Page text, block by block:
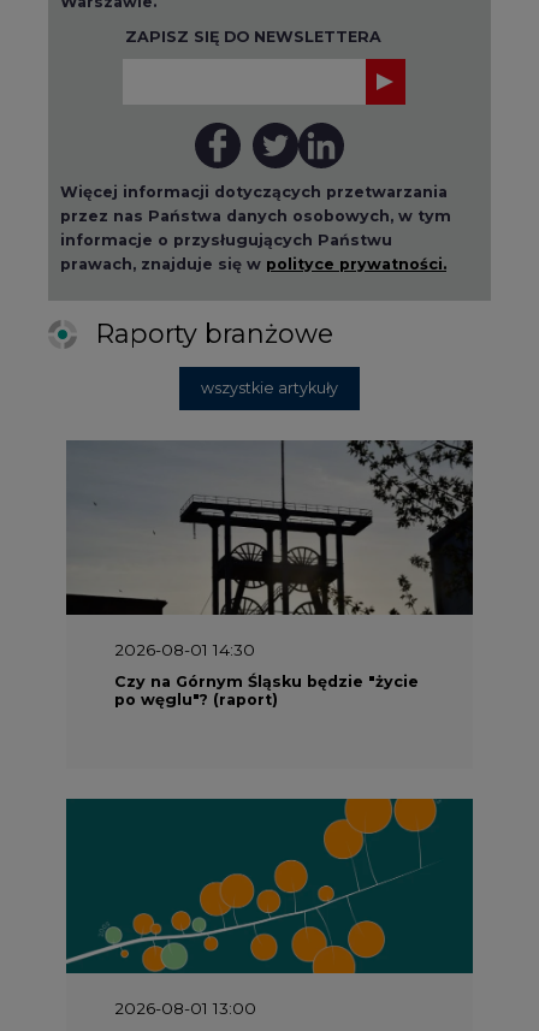
ZAPISZ SIĘ DO NEWSLETTERA
Więcej informacji dotyczących przetwarzania
przez nas Państwa danych osobowych, w tym
informacje o przysługujących Państwu
prawach, znajduje się w polityce prywatności.
Raporty branżowe
wszystkie artykuły
2026-08-01 14:30
Czy na Górnym Śląsku będzie "życie
po węglu"? (raport)
2026-08-01 13:00